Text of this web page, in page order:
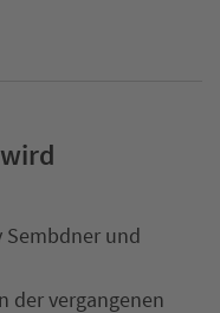
Sembdner und
der vergangenen